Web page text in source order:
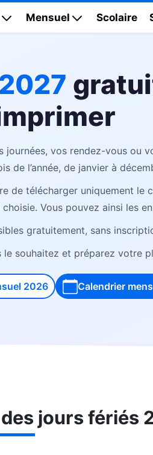
Mensuel Scolaire
journées, vos rendez-vous ou
de l’année, de janvier à
de télécharger uniquement le
Vous pouvez ainsi les
gratuitement, sans
souhaitez et préparez votre
2026 Calendrier
jours fériés